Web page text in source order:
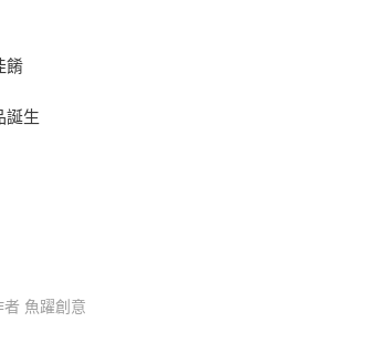
餚
誕生
者 魚躍創意